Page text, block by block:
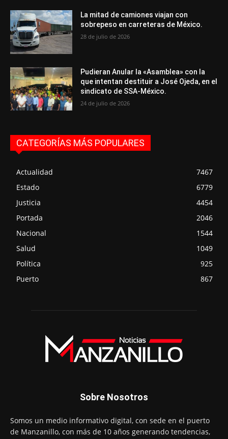
La mitad de camiones viajan con
sobrepeso en carreteras de México.
28 de julio de 2026
Pudieran Anular la «Asamblea» con la
que intentan destituir a José Ojeda, en el
sindicato de SSA-México.
24 de julio de 2026
CATEGORÍAS MÁS POPULARES
Actualidad
7467
Estado
6779
Justicia
4454
Portada
2046
Nacional
1544
Salud
1049
Política
925
Puerto
867
Sobre Nosotros
Somos un medio informativo digital, con sede en el puerto
de Manzanillo, con más de 10 años generando tendencias,